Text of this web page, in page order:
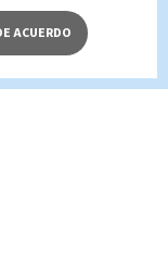
ACUERDO